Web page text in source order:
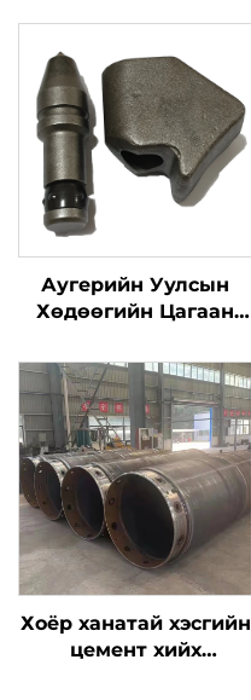
Аугерийн Уулсын
Хөдөөгийн Цагаан
Катоо Буллуу Тээт
C31HD B47K22H Бор
Пил Дулаан
Зогсоолын Машин
Хоёр ханатай хэсгийн
цемент хийх